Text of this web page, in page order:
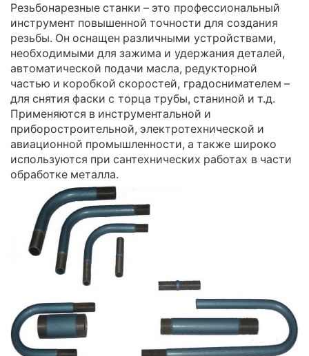
Резьбонарезные станки – это профессиональный
инструмент повышенной точности для создания
резьбы. Он оснащен различными устройствами,
необходимыми для зажима и удержания деталей,
автоматической подачи масла, редукторной
частью и коробкой скоростей, градоснимателем –
для снятия фаски с торца трубы, станиной и т.д.
Применяются в инструментальной и
приборостроительной, электротехнической и
авиационной промышленности, а также широко
используются при сантехнических работах в части
обработке металла.